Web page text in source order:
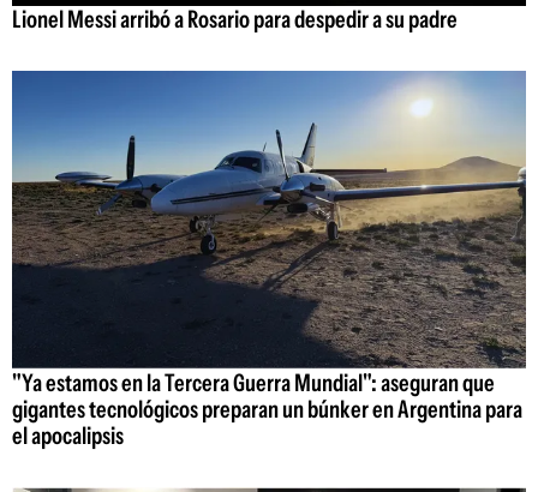
Lionel Messi arribó a Rosario para despedir a su padre
"Ya estamos en la Tercera Guerra Mundial": aseguran que
gigantes tecnológicos preparan un búnker en Argentina para
el apocalipsis